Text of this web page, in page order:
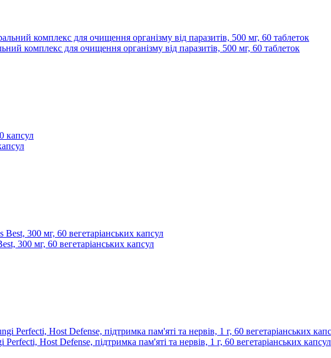
комплекс для очищення організму від паразитів, 500 мг, 60 таблеток
300 мг, 60 вегетаріанських капсул
Host Defense, підтримка пам'яті та нервів, 1 г, 60 вегетаріанських капсул